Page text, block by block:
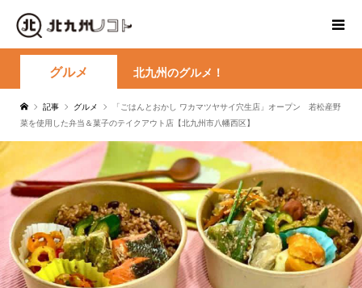
グルメ 北九州のグルメ！
記事 グルメ
「ごはんとおかし ワカマツヤサイ穴生店」オープン 若松産野
菜を使用した弁当＆菓子のテイクアウト店【北九州市八幡西区】